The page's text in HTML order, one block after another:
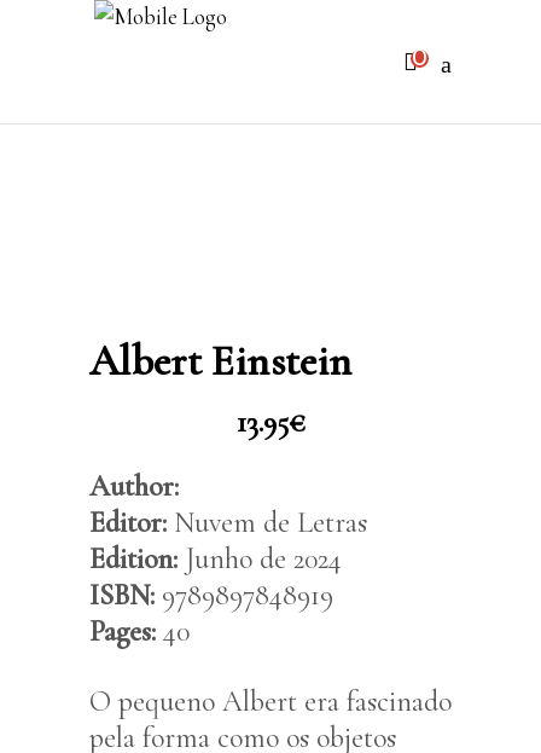
0
Albert Einstein
13.95€
Author:
Editor: Nuvem de Letras
Edition: Junho de 2024
ISBN: 9789897848919
Pages: 40
O pequeno Albert era fascinado
pela forma como os objetos